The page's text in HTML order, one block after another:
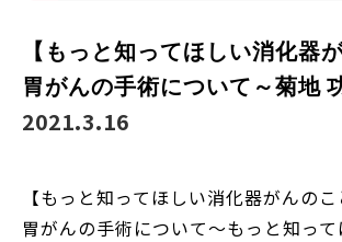
【もっと知ってほしい消化器
胃がんの手術について～菊地
2021.3.16
【もっと知ってほしい消化器がんのこ
胃がんの手術について～もっと知っ